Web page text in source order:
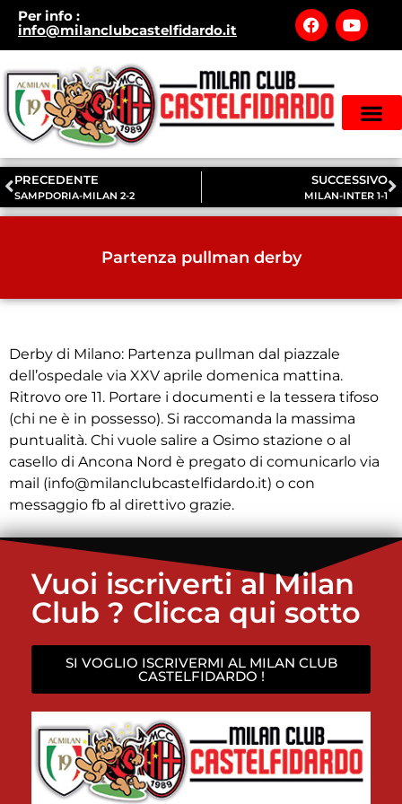
Per info :
info@milanclubcastelfidardo.it
PRECEDENTE
SAMPDORIA-MILAN 2-2
SUCCESSIVO
MILAN-INTER 1-1
Partenza pullman derby
Derby di Milano: Partenza pullman dal piazzale
dell’ospedale via XXV aprile domenica mattina.
Ritrovo ore 11. Portare i documenti e la tessera tifoso
(chi ne è in possesso). Si raccomanda la massima
puntualità. Chi vuole salire a Osimo stazione o al
casello di Ancona Nord è pregato di comunicarlo via
mail (info@milanclubcastelfidardo.it) o con
messaggio fb al direttivo grazie.
Vuoi iscriverti al Milan
Club ? Clicca qui sotto
SI VOGLIO ISCRIVERMI AL MILAN CLUB
CASTELFIDARDO !